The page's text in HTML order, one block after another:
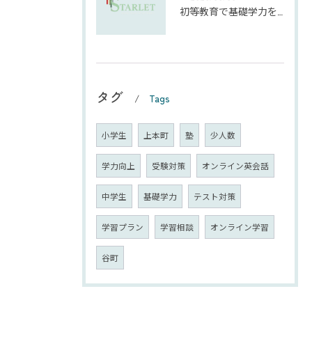
タグ Tags
小学生 上本町 塾 少人数
学力向上 受験対策 オンライン英会話
中学生 基礎学力 テスト対策
学習プラン 学習相談 オンライン学習
谷町